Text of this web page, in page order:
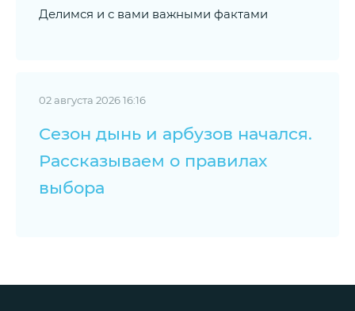
Делимся и с вами важными фактами
02 августа 2026 16:16
Сезон дынь и арбузов начался.
Рассказываем о правилах
выбора